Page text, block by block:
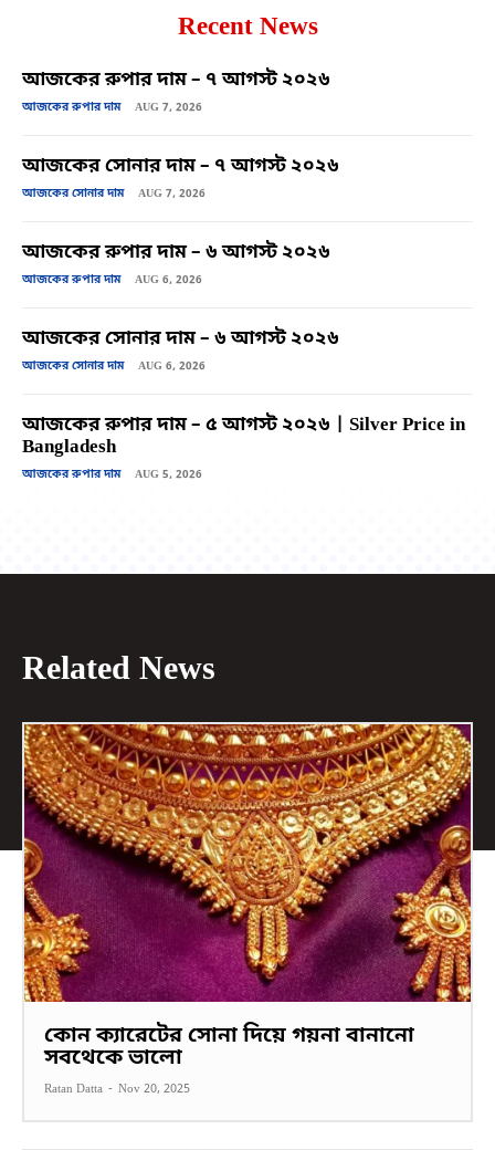
Recent News
আজকের রুপার দাম – ৭ আগস্ট ২০২৬
আজকের রুপার দাম AUG 7, 2026
আজকের সোনার দাম – ৭ আগস্ট ২০২৬
আজকের সোনার দাম AUG 7, 2026
আজকের রুপার দাম – ৬ আগস্ট ২০২৬
আজকের রুপার দাম AUG 6, 2026
আজকের সোনার দাম – ৬ আগস্ট ২০২৬
আজকের সোনার দাম AUG 6, 2026
আজকের রুপার দাম – ৫ আগস্ট ২০২৬ | Silver Price in
Bangladesh
আজকের রুপার দাম AUG 5, 2026
Related News
কোন ক্যারেটের সোনা দিয়ে গয়না বানানো
সবথেকে ভালো
Ratan Datta - Nov 20, 2025